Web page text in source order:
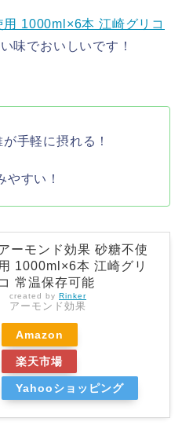
1000ml×6本 江崎グリコ
味でおいしいです！
手軽に摂れる！
やすい！
ーモンド効果 砂糖不使
用 1000ml×6本 江崎グリ
コ 常温保存可能
created by Rinker
アーモンド効果
Amazon
楽天市場
Yahooショッピング